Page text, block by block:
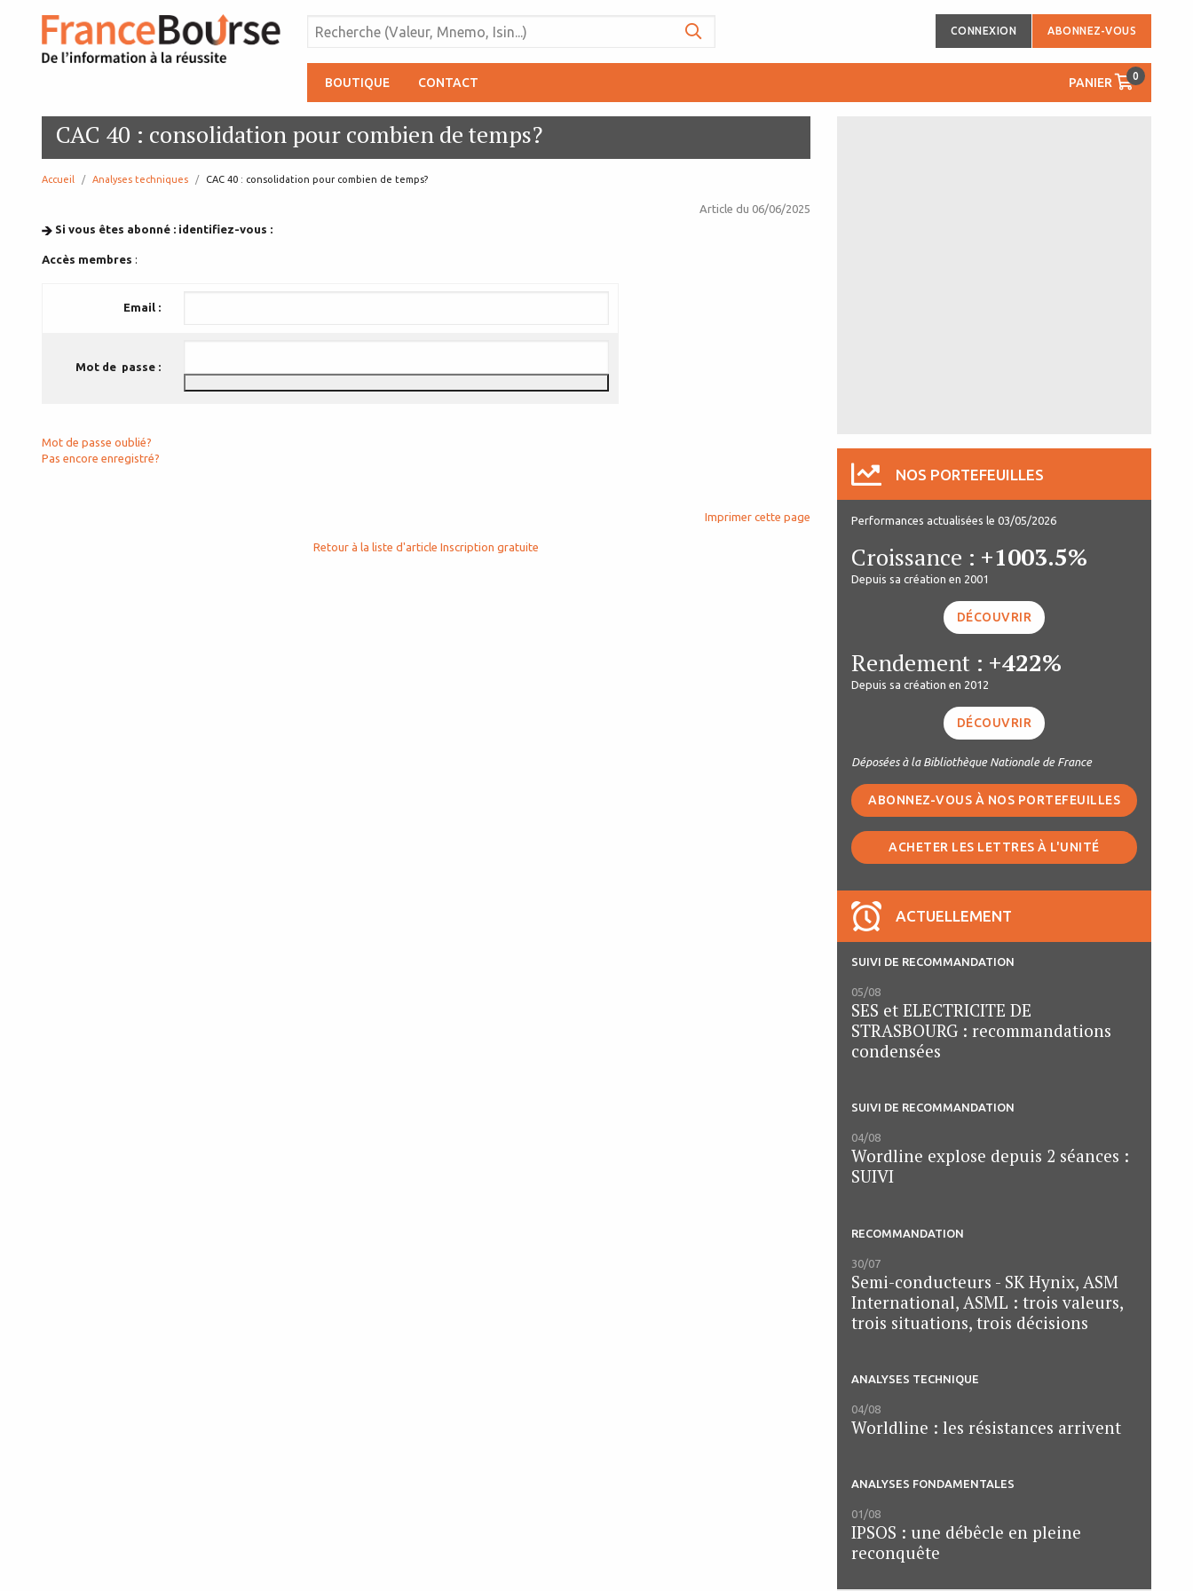
CONNEXION ABONNEZ-VOUS
BOUTIQUE CONTACT PANIER 0
CAC 40 : consolidation pour combien de temps?
Accueil Analyses techniques page:
CAC 40 : consolidation pour combien de temps?
Article du 06/06/2025
Si vous êtes abonné : identifiez-vous :
Accès membres :
Email :
Mot de passe :
Mot de passe oublié?
Pas encore enregistré?
Imprimer cette page
Retour à la liste d'article Inscription gratuite
NOS PORTEFEUILLES
Performances actualisées le 03/05/2026
Croissance : +1003.5%
Depuis sa création en 2001
DÉCOUVRIR
Rendement : +422%
Depuis sa création en 2012
DÉCOUVRIR
Déposées à la Bibliothèque Nationale de France
ABONNEZ-VOUS À NOS PORTEFEUILLES
ACHETER LES LETTRES À L'UNITÉ
ACTUELLEMENT
SUIVI DE RECOMMANDATION
05/08
SES et ELECTRICITE DE
STRASBOURG : recommandations
condensées
SUIVI DE RECOMMANDATION
04/08
Wordline explose depuis 2 séances :
SUIVI
RECOMMANDATION
30/07
Semi-conducteurs - SK Hynix, ASM
International, ASML : trois valeurs,
trois situations, trois décisions
ANALYSES TECHNIQUE
04/08
Worldline : les résistances arrivent
ANALYSES FONDAMENTALES
01/08
IPSOS : une débêcle en pleine
reconquête